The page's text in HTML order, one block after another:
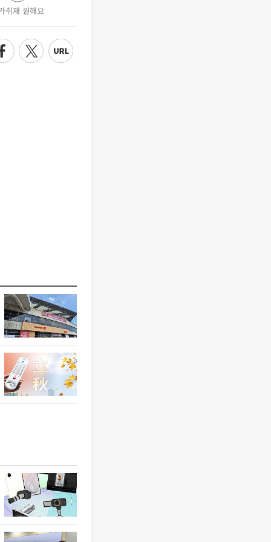
취재 원해요